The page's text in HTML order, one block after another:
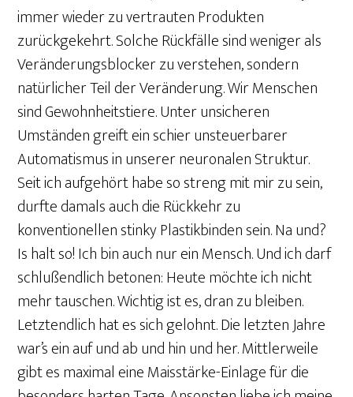
immer wieder zu vertrauten Produkten
zurückgekehrt. Solche Rückfälle sind weniger als
Veränderungsblocker zu verstehen, sondern
natürlicher Teil der Veränderung. Wir Menschen
sind Gewohnheitstiere. Unter unsicheren
Umständen greift ein schier unsteuerbarer
Automatismus in unserer neuronalen Struktur.
Seit ich aufgehört habe so streng mit mir zu sein,
durfte damals auch die Rückkehr zu
konventionellen stinky Plastikbinden sein. Na und?
Is halt so! Ich bin auch nur ein Mensch. Und ich darf
schlußendlich betonen: Heute möchte ich nicht
mehr tauschen. Wichtig ist es, dran zu bleiben.
Letztendlich hat es sich gelohnt. Die letzten Jahre
war’s ein auf und ab und hin und her. Mittlerweile
gibt es maximal eine Maisstärke-Einlage für die